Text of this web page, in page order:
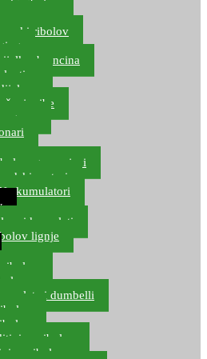
za more
ribolov
brancina
ribe
gumenjaci
motori
akumulatori
kompleti
lignje
pelete i dumbelli
za ribolov
za ribolov